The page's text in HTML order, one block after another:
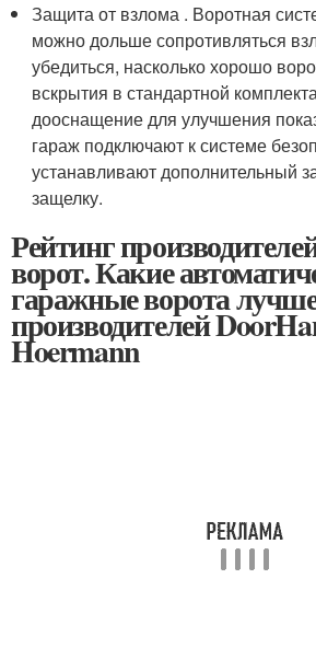
Защита от взлома . Воротная
можно дольше сопротивляться
убедиться, насколько хорошо
вскрытия в стандартной
дооснащение для улучшения
гараж подключают к системе
устанавливают дополнительный
защелку.
Рейтинг
ворот. Какие
гаражные ворота
производителей
Hoermann